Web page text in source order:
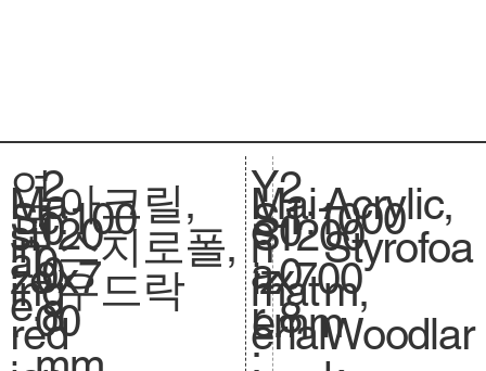
연
도
:
2
0
0
8
Ma
in
ing
red
Sc
al
e.
아크릴,
스치로폴,
우드락
1:100
0
si
ze
.
120
0x7
00
Y
e
a
r
:
Mai
n
mat
erial
S
.
S
iz
e.
2
0
0
8
1:1000
1200
x700
mm
Acrylic,
Styrofoa
m,
Woodlar